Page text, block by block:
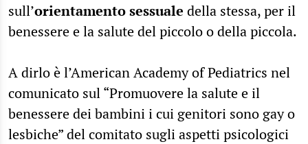
sull’orientamento sessuale della stessa, per il
benessere e la salute del piccolo o della piccola.
A dirlo è l’American Academy of Pediatrics nel
comunicato sul “Promuovere la salute e il
benessere dei bambini i cui genitori sono gay o
lesbiche” del comitato sugli aspetti psicologici